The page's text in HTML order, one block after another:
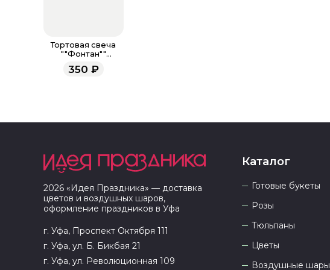
Тортовая свеча
""Фонтан""
Голубое пламя 10
см, 30 сек. / 4 шт. /
350 ₽
2026 «Идея Праздника» — доставка
цветов и воздушных шаров,
оформление праздников в Уфа
г. Уфа, Проспект Октября 111
г. Уфа, ул. Б. Бикбая 21
г. Уфа, ул. Революционная 109
Каталог
Готовые букеты
Розы
Тюльпаны
Цветы
Воздушные шары